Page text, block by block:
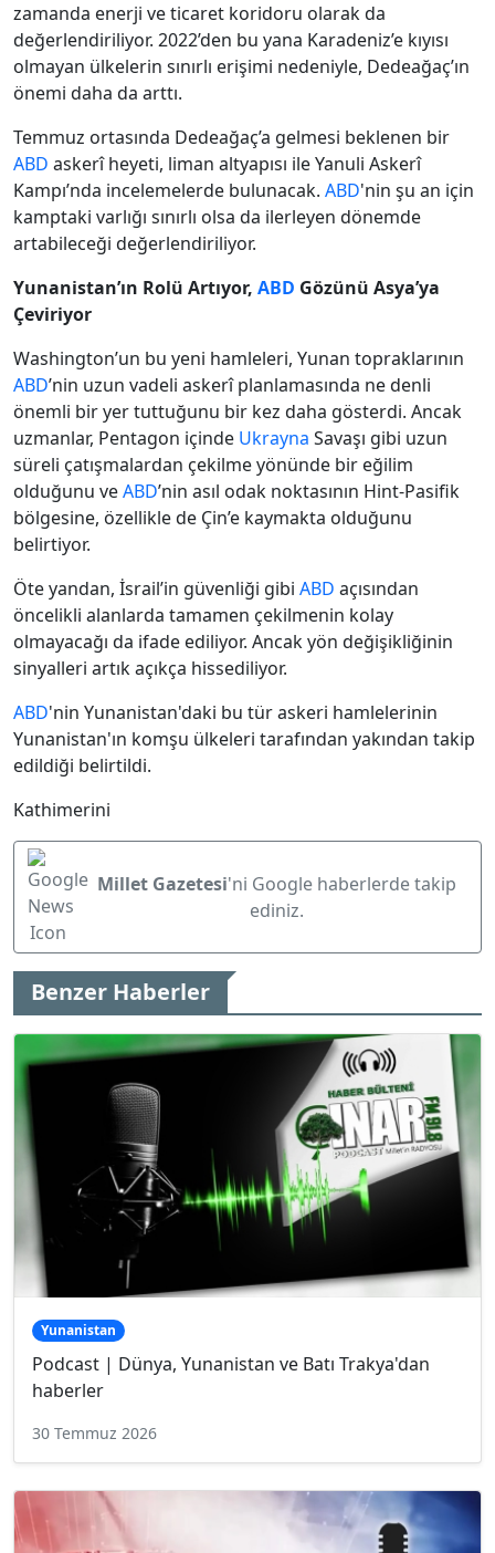
zamanda enerji ve ticaret koridoru olarak da
değerlendiriliyor. 2022’den bu yana Karadeniz’e kıyısı
olmayan ülkelerin sınırlı erişimi nedeniyle, Dedeağaç’ın
önemi daha da arttı.
Temmuz ortasında Dedeağaç’a gelmesi beklenen bir
ABD askerî heyeti, liman altyapısı ile Yanuli Askerî
Kampı’nda incelemelerde bulunacak. ABD'nin şu an için
kamptaki varlığı sınırlı olsa da ilerleyen dönemde
artabileceği değerlendiriliyor.
Yunanistan’ın Rolü Artıyor, ABD Gözünü Asya’ya
Çeviriyor
Washington’un bu yeni hamleleri, Yunan topraklarının
ABD’nin uzun vadeli askerî planlamasında ne denli
önemli bir yer tuttuğunu bir kez daha gösterdi. Ancak
uzmanlar, Pentagon içinde Ukrayna Savaşı gibi uzun
süreli çatışmalardan çekilme yönünde bir eğilim
olduğunu veABD’nin asıl odak noktasının Hint-Pasifik
bölgesine, özellikle de Çin’e kaymakta olduğunu
belirtiyor.
Öte yandan, İsrail’in güvenliği gibi ABD açısından
öncelikli alanlarda tamamen çekilmenin kolay
olmayacağı da ifade ediliyor. Ancak yön değişikliğinin
sinyalleri artık açıkça hissediliyor.
ABD'nin Yunanistan'daki bu tür askeri hamlelerinin
Yunanistan'ın komşu ülkeleri tarafından yakından takip
edildiği belirtildi.
Kathimerini
Millet Gazetesi'ni Google haberlerde takip
ediniz.
Benzer Haberler
Yunanistan
Podcast | Dünya, Yunanistan ve Batı Trakya'dan
haberler
30 Temmuz 2026